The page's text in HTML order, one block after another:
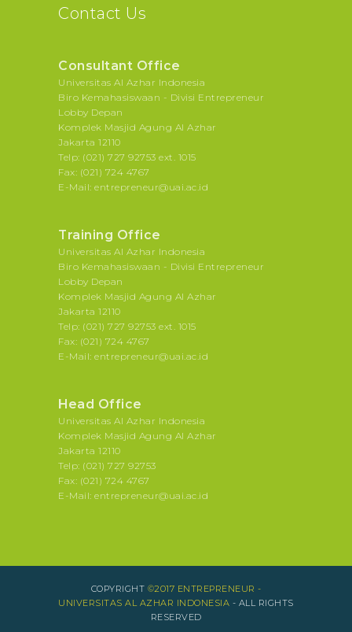
Contact Us
Consultant Office
Universitas Al Azhar Indonesia
Biro Kemahasiswaan - Divisi Entrepreneur
Lobby Depan
Komplek Masjid Agung Al Azhar
Jakarta 12110
Telp: (021) 727 92753 ext. 1015
Fax: (021) 724 4767
E-Mail: entrepreneur@uai.ac.id
Training Office
Universitas Al Azhar Indonesia
Biro Kemahasiswaan - Divisi Entrepreneur
Lobby Depan
Komplek Masjid Agung Al Azhar
Jakarta 12110
Telp: (021) 727 92753 ext. 1015
Fax: (021) 724 4767
E-Mail: entrepreneur@uai.ac.id
Head Office
Universitas Al Azhar Indonesia
Komplek Masjid Agung Al Azhar
Jakarta 12110
Telp: (021) 727 92753
Fax: (021) 724 4767
E-Mail: entrepreneur@uai.ac.id
COPYRIGHT ©2017 ENTREPRENEUR -
UNIVERSITAS AL AZHAR INDONESIA - ALL RIGHTS
RESERVED